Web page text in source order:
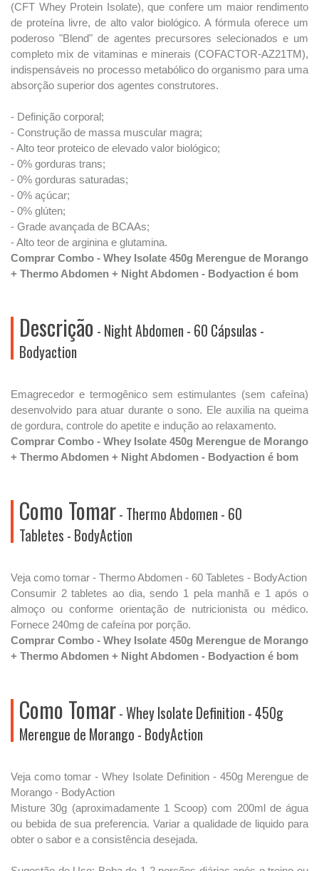
(CFT Whey Protein Isolate), que confere um maior rendimento
de proteína livre, de alto valor biológico. A fórmula oferece um
poderoso "Blend" de agentes precursores selecionados e um
completo mix de vitaminas e minerais (COFACTOR-AZ21TM),
indispensáveis no processo metabólico do organismo para uma
absorção superior dos agentes construtores.
- Definição corporal;
- Construção de massa muscular magra;
- Alto teor proteico de elevado valor biológico;
- 0% gorduras trans;
- 0% gorduras saturadas;
- 0% açúcar;
- 0% glúten;
- Grade avançada de BCAAs;
- Alto teor de arginina e glutamina.
Comprar Combo - Whey Isolate 450g Merengue de Morango
+ Thermo Abdomen + Night Abdomen - Bodyaction é bom
Descrição - Night Abdomen - 60 Cápsulas -
Bodyaction
Emagrecedor e termogênico sem estimulantes (sem cafeína)
desenvolvido para atuar durante o sono. Ele auxilia na queima
de gordura, controle do apetite e indução ao relaxamento.
Comprar Combo - Whey Isolate 450g Merengue de Morango
+ Thermo Abdomen + Night Abdomen - Bodyaction é bom
Como Tomar- Thermo Abdomen - 60
Tabletes - BodyAction
Veja como tomar - Thermo Abdomen - 60 Tabletes - BodyAction
Consumir 2 tabletes ao dia, sendo 1 pela manhã e 1 após o
almoço ou conforme orientação de nutricionista ou médico.
Fornece 240mg de cafeína por porção.
Comprar Combo - Whey Isolate 450g Merengue de Morango
+ Thermo Abdomen + Night Abdomen - Bodyaction é bom
Como Tomar- Whey Isolate Definition - 450g
Merengue de Morango - BodyAction
Veja como tomar - Whey Isolate Definition - 450g Merengue de
Morango - BodyAction
Misture 30g (aproximadamente 1 Scoop) com 200ml de água
ou bebida de sua preferencia. Variar a qualidade de liquido para
obter o sabor e a consistência desejada.